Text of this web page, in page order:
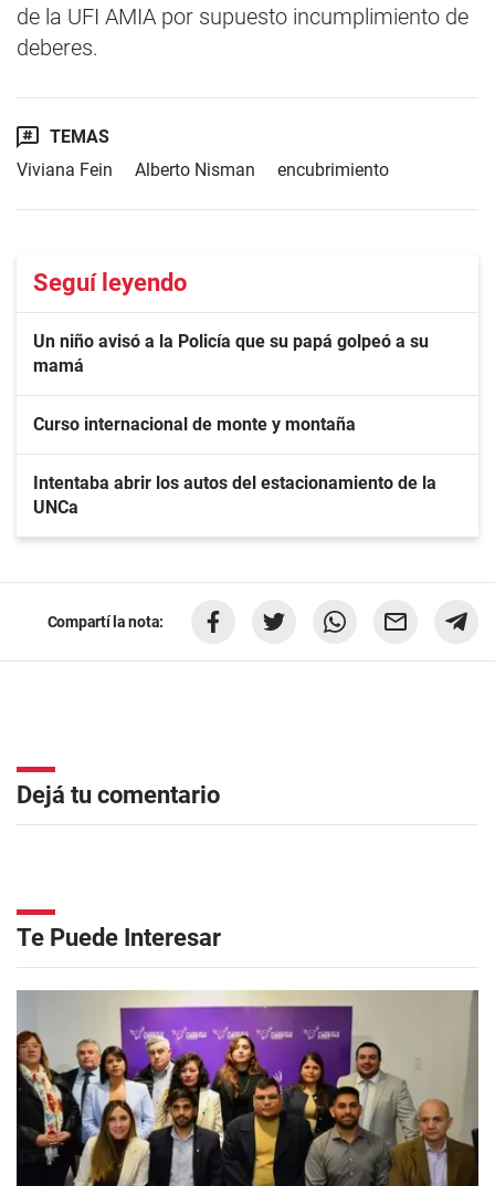
de la UFI AMIA por supuesto incumplimiento de
deberes.
TEMAS
Viviana Fein
Alberto Nisman encubrimiento
Seguí leyendo
Un niño avisó a la Policía que su papá golpeó a su
mamá
Curso internacional de monte y montaña
Intentaba abrir los autos del estacionamiento de la
UNCa
Compartí la nota:
Dejá tu comentario
Te Puede Interesar